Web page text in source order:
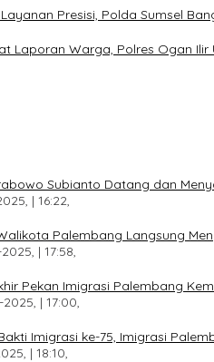
Presisi, Polda Sumsel
Laporan Warga, Polres Ogan
Subianto Datang dan
| 16:22,
Palembang Langsung
| 17:58,
Pekan Imigrasi Palembang
| 17:00,
Imigrasi ke-75, Imigrasi
| 18:10,